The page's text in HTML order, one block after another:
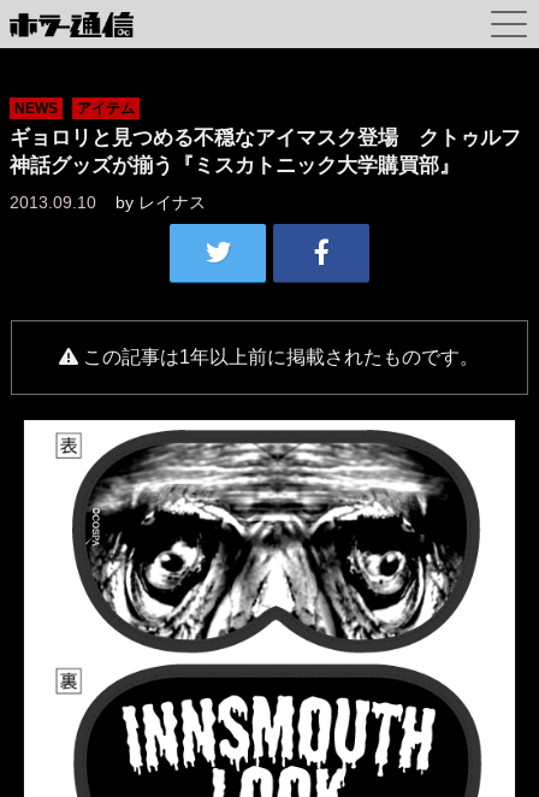
NEWS アイテム
ギョロリと見つめる不穏なアイマスク登場 クトゥルフ
神話グッズが揃う『ミスカトニック大学購買部』
2013.09.10 by レイナス
この記事は1年以上前に掲載されたものです。